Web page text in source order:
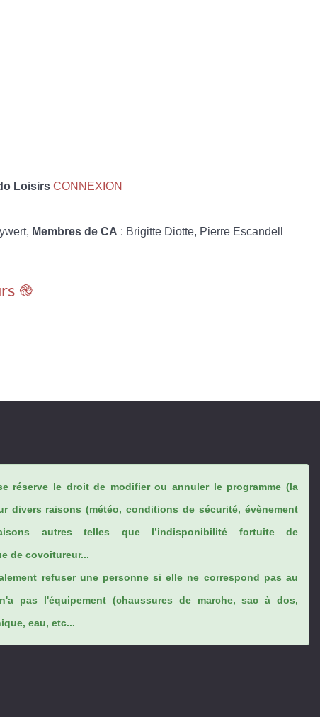
Loisirs CONNEXION
Membres de CA : Brigitte Diotte, Pierre Escandell
֎
réserve le droit de modifier ou annuler le programme (la
divers raisons (météo, conditions de sécurité, évènement
autres telles que l’indisponibilité fortuite de
de covoitureur...
refuser une personne si elle ne correspond pas au
pas l'équipement (chaussures de marche, sac à dos,
eau, etc...